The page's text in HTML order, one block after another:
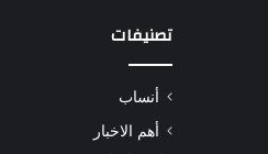
تصنيفات
أنساب
أهم الاخبار